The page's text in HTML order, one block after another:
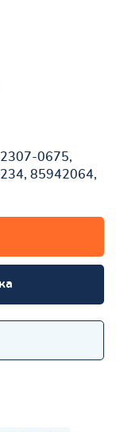
0675,
85942064,